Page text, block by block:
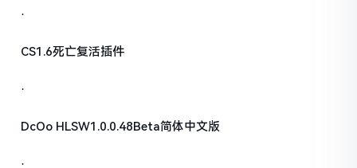
·
CS1.6死亡复活插件
·
DcOo HLSW1.0.0.48Beta简体中文版
·